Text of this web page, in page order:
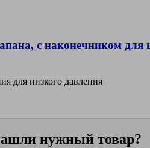
с наконечником для
для низкого давления
нужный товар?